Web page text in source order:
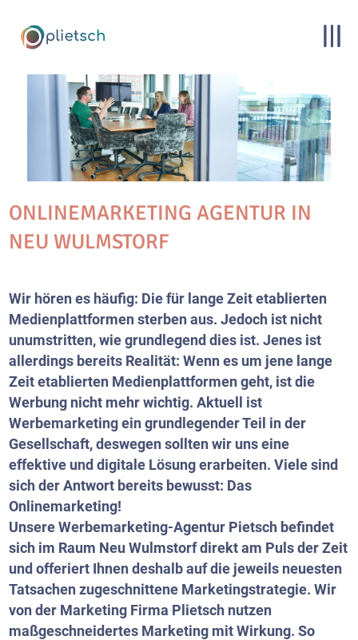
ONLINEMARKETING AGENTUR IN
NEU WULMSTORF
Wir hören es häufig: Die für lange Zeit etablierten
Medienplattformen sterben aus. Jedoch ist nicht
unumstritten, wie grundlegend dies ist. Jenes ist
allerdings bereits Realität: Wenn es um jene lange
Zeit etablierten Medienplattformen geht, ist die
Werbung nicht mehr wichtig. Aktuell ist
Werbemarketing ein grundlegender Teil in der
Gesellschaft, deswegen sollten wir uns eine
effektive und digitale Lösung erarbeiten. Viele sind
sich der Antwort bereits bewusst: Das
Onlinemarketing!
Unsere Werbemarketing-Agentur Pietsch befindet
sich im Raum Neu Wulmstorf direkt am Puls der Zeit
und offeriert Ihnen deshalb auf die jeweils neuesten
Tatsachen zugeschnittene Marketingstrategie. Wir
von der Marketing Firma Plietsch nutzen
maßgeschneidertes Marketing mit Wirkung. So